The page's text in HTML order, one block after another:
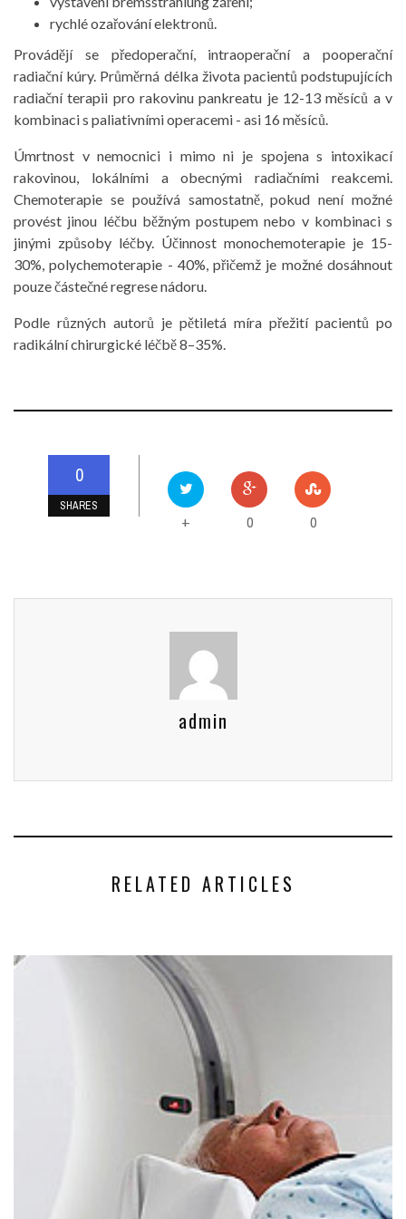
rychlé ozařování elektronů.
Provádějí se předoperační, intraoperační a pooperační
radiační kúry. Průměrná délka života pacientů podstupujících
radiační terapii pro rakovinu pankreatu je 12-13 měsíců a v
kombinaci s paliativními operacemi - asi 16 měsíců.
Úmrtnost v nemocnici i mimo ni je spojena s intoxikací
rakovinou, lokálními a obecnými radiačními reakcemi.
Chemoterapie se používá samostatně, pokud není možné
provést jinou léčbu běžným postupem nebo v kombinaci s
jinými způsoby léčby. Účinnost monochemoterapie je 15-
30%, polychemoterapie - 40%, přičemž je možné dosáhnout
pouze částečné regrese nádoru.
Podle různých autorů je pětiletá míra přežití pacientů po
radikální chirurgické léčbě 8–35%.
0
SHARES
+ 0 0
admin
RELATED ARTICLES